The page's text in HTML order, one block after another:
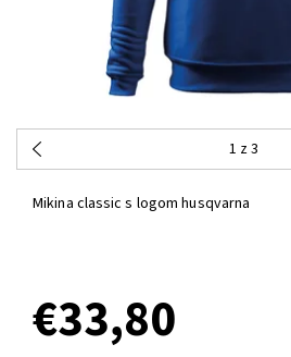
1 z 3
Mikina classic s logom husqvarna
€33,80